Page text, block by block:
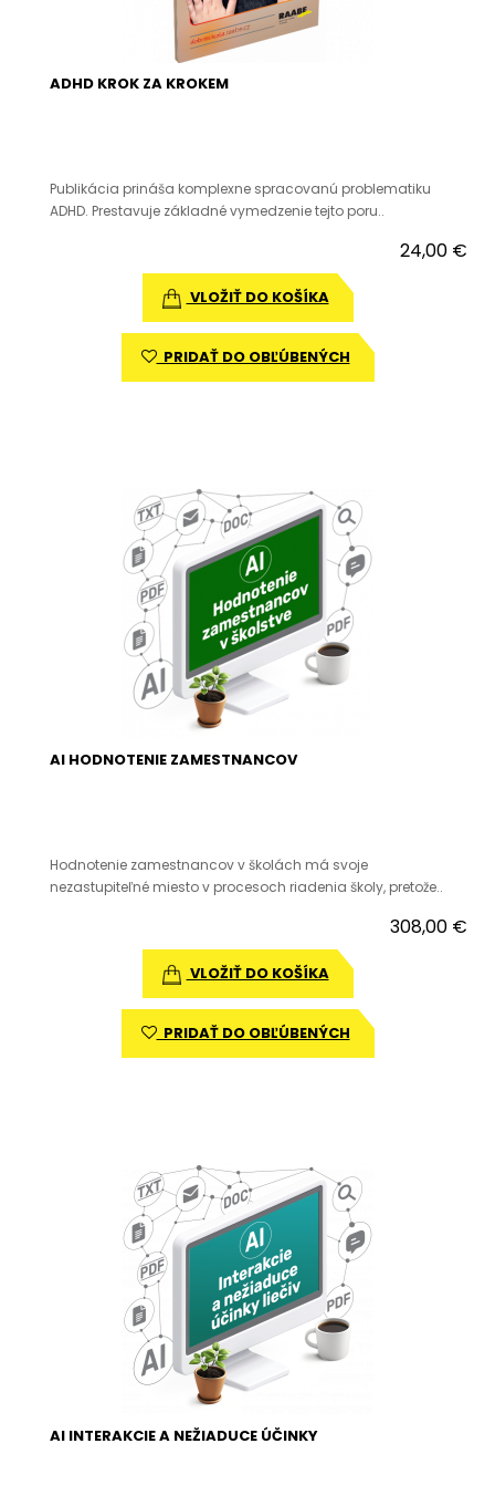
ADHD KROK ZA KROKEM
Publikácia prináša komplexne spracovanú problematiku
ADHD. Prestavuje základné vymedzenie tejto poru..
24,00 €
VLOŽIŤ DO KOŠÍKA
PRIDAŤ DO OBĽÚBENÝCH
AI HODNOTENIE ZAMESTNANCOV
Hodnotenie zamestnancov v školách má svoje
nezastupiteľné miesto v procesoch riadenia školy, pretože..
308,00 €
VLOŽIŤ DO KOŠÍKA
PRIDAŤ DO OBĽÚBENÝCH
AI INTERAKCIE A NEŽIADUCE ÚČINKY